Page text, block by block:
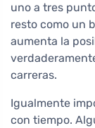
uno a tres
resto como un
aumenta la
carreras.
Igualmente
con tiempo.